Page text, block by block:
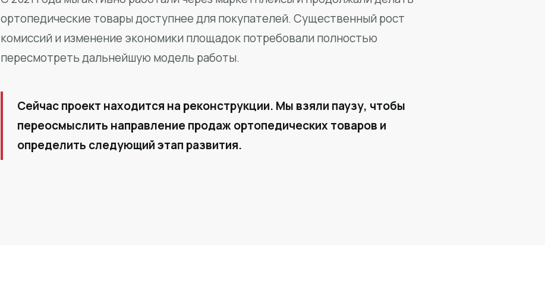
ортопедические товары доступнее для покупателей. Существенный рост
комиссий и изменение экономики площадок потребовали полностью
пересмотреть дальнейшую модель работы.
Сейчас проект находится на реконструкции. Мы взяли паузу, чтобы
переосмыслить направление продаж ортопедических товаров и
определить следующий этап развития.